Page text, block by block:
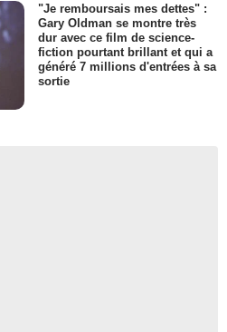
"Je remboursais mes dettes" :
Gary Oldman se montre très
dur avec ce film de science-
fiction pourtant brillant et qui a
généré 7 millions d'entrées à sa
sortie